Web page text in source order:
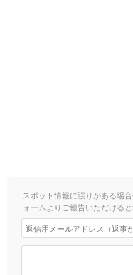
スポット情報に誤りがある場
ォームよりご報告いただけると